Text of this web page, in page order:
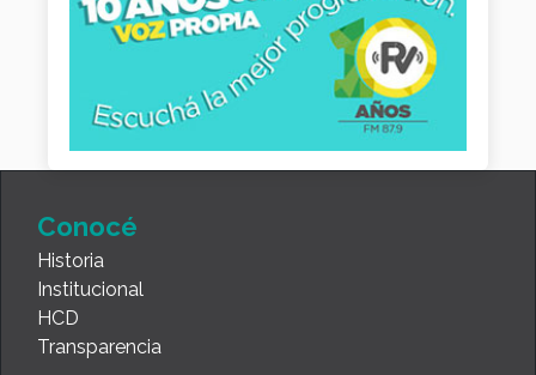
Conocé
Historia
Institucional
HCD
Transparencia